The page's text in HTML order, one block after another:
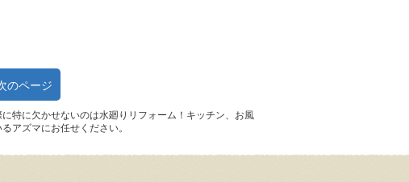
のページ
特に欠かせないのは水廻りリフォーム！キッチン、お風
アズマにお任せください。